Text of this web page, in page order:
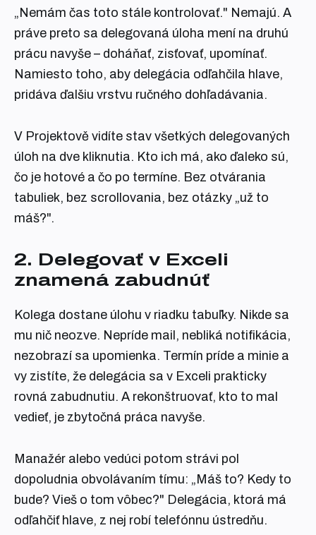
„Nemám čas toto stále kontrolovať." Nemajú. A
práve preto sa delegovaná úloha mení na druhú
prácu navyše – doháňať, zisťovať, upomínať.
Namiesto toho, aby delegácia odľahčila hlave,
pridáva ďalšiu vrstvu ručného dohľadávania.
V Projektově vidíte stav všetkých delegovaných
úloh na dve kliknutia. Kto ich má, ako ďaleko sú,
čo je hotové a čo po termíne. Bez otvárania
tabuliek, bez scrollovania, bez otázky „už to
máš?".
2. Delegovať v Exceli
znamená zabudnúť
Kolega dostane úlohu v riadku tabuľky. Nikde sa
mu nič neozve. Nepríde mail, nebliká notifikácia,
nezobrazí sa upomienka. Termín príde a minie a
vy zistíte, že delegácia sa v Exceli prakticky
rovná zabudnutiu. A rekonštruovať, kto to mal
vedieť, je zbytočná práca navyše.
Manažér alebo vedúci potom strávi pol
dopoludnia obvolávaním tímu: „Máš to? Kedy to
bude? Vieš o tom vôbec?" Delegácia, ktorá má
odľahčiť hlave, z nej robí telefónnu ústredňu.